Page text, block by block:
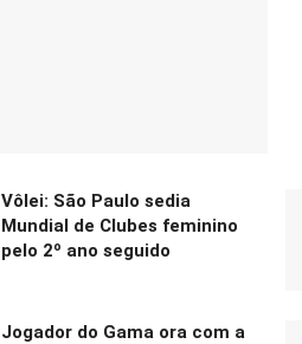
Vôlei: São Paulo sedia
Mundial de Clubes feminino
pelo 2º ano seguido
Jogador do Gama ora com a